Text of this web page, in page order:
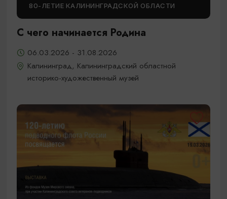
80-ЛЕТИЕ КАЛИНИНГРАДСКОЙ ОБЛАСТИ
С чего начинается Родина
06.03.2026 - 31.08.2026
Калининград, Калининградский областной
историко-художественный музей